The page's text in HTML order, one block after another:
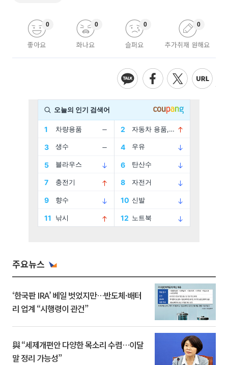
좋아요
0
화나요
0
슬퍼요
0
추가취재 원해요
0
주요뉴스
‘한국판 IRA’ 베일 벗었지만…반도체·배터
리 업계 “시행령이 관건”
與 “세제개편안 다양한 목소리 수렴…이달
말 정리 가능성”